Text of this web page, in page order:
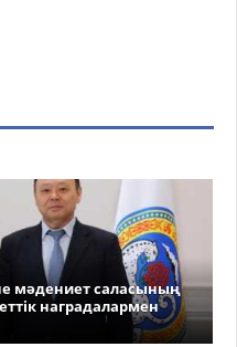
мәдениет саласының
наградалармен